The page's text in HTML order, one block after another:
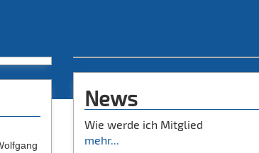
News
Wie werde ich Mitglied
mehr...